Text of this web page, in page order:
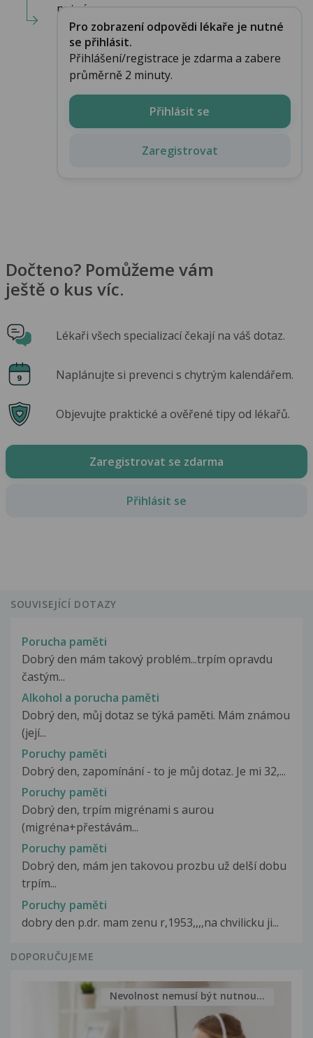
nutné,...
Pro zobrazení odpovědi lékaře je nutné
se přihlásit.
Přihlášení/registrace je zdarma a zabere
průměrně 2 minuty.
Přihlásit se
Zaregistrovat
Dočteno? Pomůžeme vám
ještě o kus víc.
Lékaři všech specializací čekají na váš dotaz.
Naplánujte si prevenci s chytrým kalendářem.
Objevujte praktické a ověřené tipy od lékařů.
Zaregistrovat se zdarma
Přihlásit se
SOUVISEJÍCÍ DOTAZY
Porucha paměti
Dobrý den mám takový problém...trpím opravdu
častým...
Alkohol a porucha paměti
Dobrý den, můj dotaz se týká paměti. Mám známou
(její...
Poruchy paměti
Dobrý den, zapomínání - to je můj dotaz. Je mi 32,...
Poruchy paměti
Dobrý den, trpím migrénami s aurou
(migréna+přestávám...
Poruchy paměti
Dobrý den, mám jen takovou prozbu už delší dobu
trpím...
Poruchy paměti
dobry den p.dr. mam zenu r,1953,,,,na chvilicku ji...
DOPORUČUJEME
Nevolnost nemusí být nutnou...